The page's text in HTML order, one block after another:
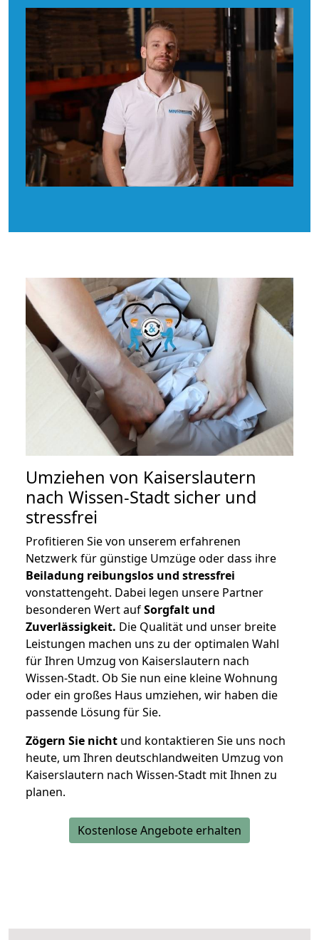
Umziehen von Kaiserslautern
nach Wissen-Stadt sicher und
stressfrei
Profitieren Sie von unserem erfahrenen
Netzwerk für günstige Umzüge oder dass ihre
Beiladung reibungslos und stressfrei
vonstattengeht. Dabei legen unsere Partner
besonderen Wert aufSorgfalt und
Zuverlässigkeit. Die Qualität und unser breite
Leistungen machen uns zu der optimalen Wahl
für Ihren Umzug von Kaiserslautern nach
Wissen-Stadt. Ob Sie nun eine kleine Wohnung
oder ein großes Haus umziehen, wir haben die
passende Lösung für Sie.
Zögern Sie nicht und kontaktieren Sie uns noch
heute, um Ihren deutschlandweiten Umzug von
Kaiserslautern nach Wissen-Stadt mit Ihnen zu
planen.
Kostenlose Angebote erhalten